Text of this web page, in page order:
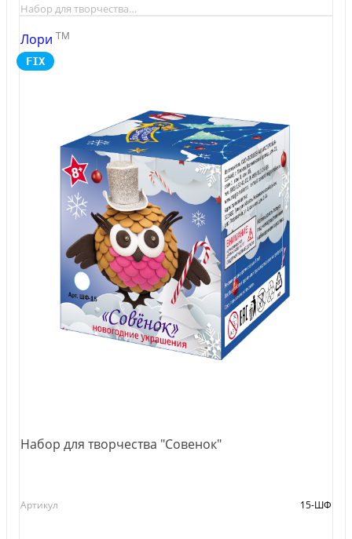
Набор для творчества…
Лори TM
FIX
Набор для творчества "Совенок"
Артикул 15-ШФ